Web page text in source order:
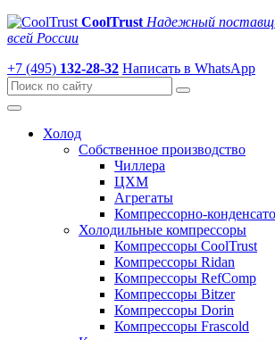
CoolTrust Надежный
всей России
+7 (495) 132-28-32 Написать в WhatsApp
Холод
Собственное производство
Чиллера
ЦХМ
Агрегаты
Компрессорно-
Холодильные компрессоры
Компрессоры CoolTrust
Компрессоры Ridan
Компрессоры RefComp
Компрессоры Bitzer
Компрессоры Dorin
Компрессоры Frascold